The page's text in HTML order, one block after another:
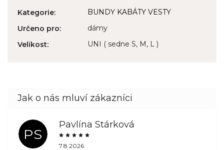
Kategorie:
BUNDY KABÁTY VESTY
Určeno pro:
dámy
Velikost: UNI ( sedne S, M, L )
PS
Pavlína Stárková
7.8.2026